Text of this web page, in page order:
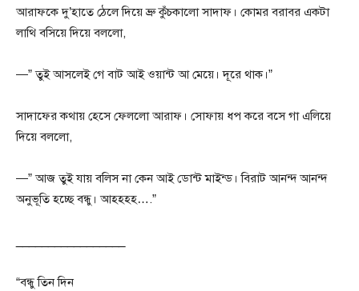
আরাফকে দু’হাতে ঠেলে দিয়ে ভ্রু কুঁচকালো সাদাফ। কোমর বরাবর একটা
লাথি বসিয়ে দিয়ে বললো,
—” তুই আসলেই গে বাট আই ওয়ান্ট আ মেয়ে। দূরে থাক।”
সাদাফের কথায় হেসে ফেললো আরাফ। সোফায় ধপ করে বসে গা এলিয়ে
দিয়ে বললো,
—” আজ তুই যায় বলিস না কেন আই ডোন্ট মাইন্ড। বিরাট আনন্দ আনন্দ
অনুভূতি হচ্ছে বন্ধু। আহহহহ….”
“বন্ধু তিন দিন